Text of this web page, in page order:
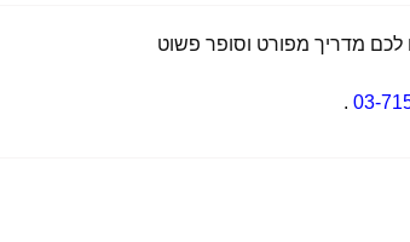
מדריך מפורט וסופר פשוט
03-
.